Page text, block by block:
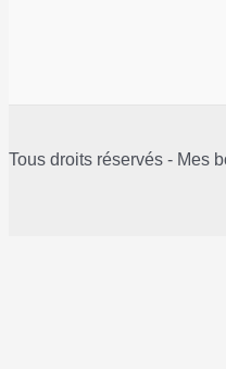
Tous droits réservés - Mes